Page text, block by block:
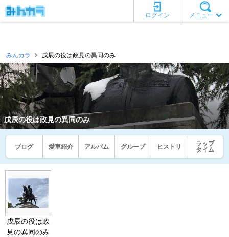
メニュー
ログイン
みんカラ 戊辰の役は政見の異同のみ
戊辰の役は政見の異同のみ
ブログ 愛車紹介 アルバム グループ ヒストリ
ラップ
タイム
戊辰の役は政
見の異同のみ